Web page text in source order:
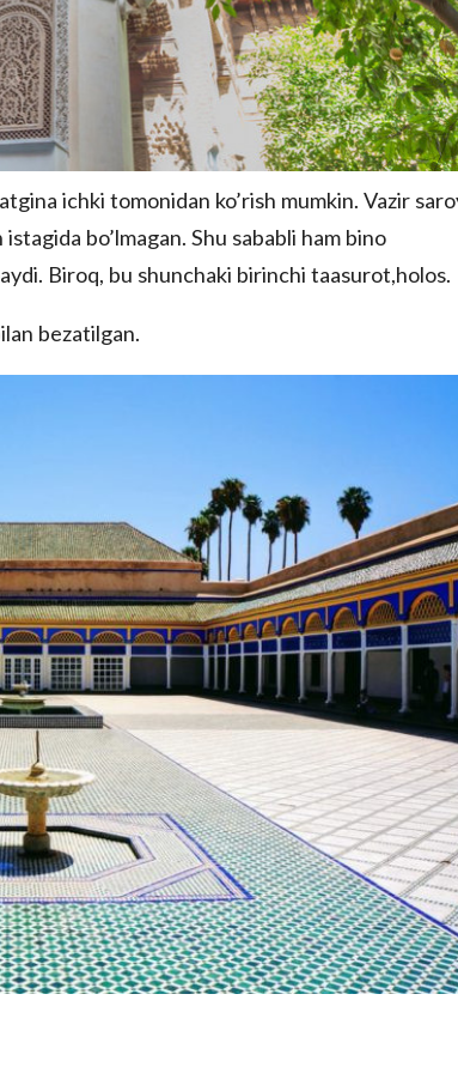
ichki tomonidan ko’rish mumkin. Vazir
bo’lmagan. Shu sababli ham bino
Biroq, bu shunchaki birinchi taasurot,holos.
bezatilgan.